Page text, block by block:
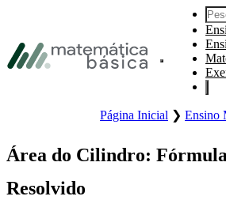
Pular Rodapé
Página Inicial ❯ Ensino
Área do Cilindro:
Resolvido